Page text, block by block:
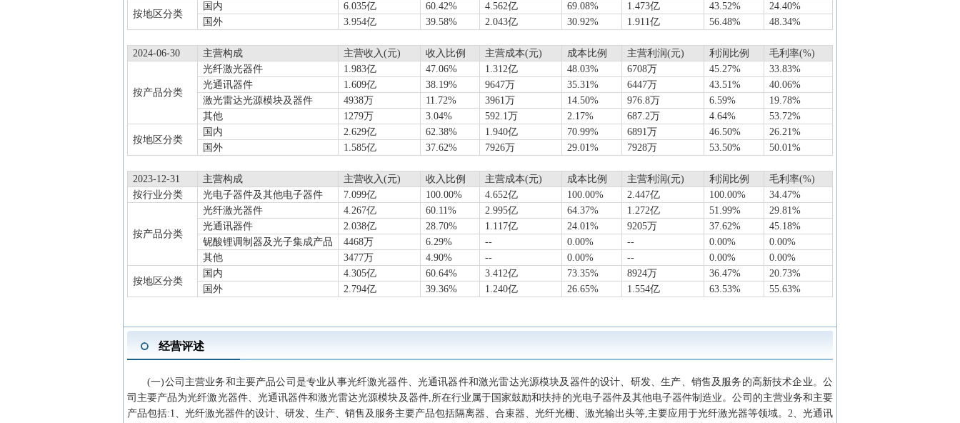
按地区分类
国内 6.035亿 60.42% 4.562亿 69.08% 1.473亿 43.52%
24.40%
国外
3.954亿 39.58% 2.043亿 30.92% 1.911亿 56.48% 48.34%
2024-06-30 主营构成 主营收入(元) 收入比例 主营成本(元) 成本比例 主营利润(元) 利润比例 毛利率(%)
按产品分类
光纤激光器件 1.983亿 47.06% 1.312亿 48.03% 6708万 45.27%
33.83%
光通讯器件
1.609亿 38.19% 9647万 35.31% 6447万 43.51%
40.06%
激光雷达光源模块及器件
4938万 11.72% 3961万 14.50% 976.8万 6.59%
19.78%
其他
1279万 3.04% 592.1万 2.17% 687.2万 4.64% 53.72%
按地区分类
国内 2.629亿 62.38% 1.940亿 70.99% 6891万 46.50%
26.21%
国外
1.585亿 37.62% 7926万 29.01% 7928万 53.50% 50.01%
2023-12-31 主营构成 主营收入(元) 收入比例 主营成本(元) 成本比例 主营利润(元) 利润比例
毛利率(%)
按行业分类
光电子器件及其他电子器件 7.099亿 100.00% 4.652亿 100.00% 2.447亿 100.00% 34.47%
按产品分类
光纤激光器件 4.267亿 60.11% 2.995亿 64.37% 1.272亿 51.99%
29.81%
光通讯器件
2.038亿 28.70% 1.117亿 24.01% 9205万 37.62%
45.18%
铌酸锂调制器及光子集成产品
4468万 6.29% -- 0.00% -- 0.00%
0.00%
其他
3477万 4.90% -- 0.00% -- 0.00% 0.00%
按地区分类
国内 4.305亿 60.64% 3.412亿 73.35% 8924万 36.47%
20.73%
国外
2.794亿 39.36% 1.240亿 26.65% 1.554亿 63.53% 55.63%
经营评述
(一)公司主营业务和主要产品公司是专业从事光纤激光器件、光通讯器件和激光雷达光源模块及器件的设计、研发、生产、销售及服务的高新技术企业。公
司主要产品为光纤激光器件、光通讯器件和激光雷达光源模块及器件,所在行业属于国家鼓励和扶持的光电子器件及其他电子器件制造业。公司的主营业务和主要
产品包括:1、光纤激光器件的设计、研发、生产、销售及服务主要产品包括隔离器、合束器、光纤光栅、激光输出头等,主要应用于光纤激光器等领域。2、光通讯